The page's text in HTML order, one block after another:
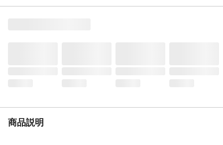
重量
1000g
商品説明